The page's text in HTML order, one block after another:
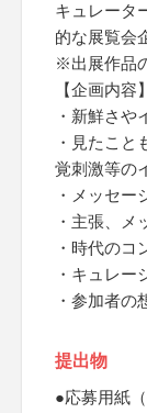
キュレータ
的な展覧会
※出展作品
【企画内容】
・新鮮さや
・見たこと
覚刺激等の
・メッセー
・主張、メ
・時代のコ
・キュレー
・参加者の
提出物
●応募用紙